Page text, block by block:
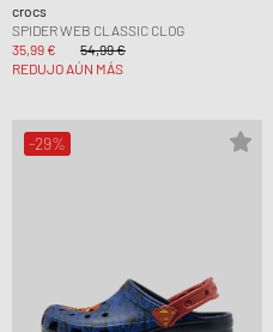
crocs
SPIDER WEB CLASSIC CLOG
35,99 €
54,99 €
REDUJO AÚN MÁS
-29%